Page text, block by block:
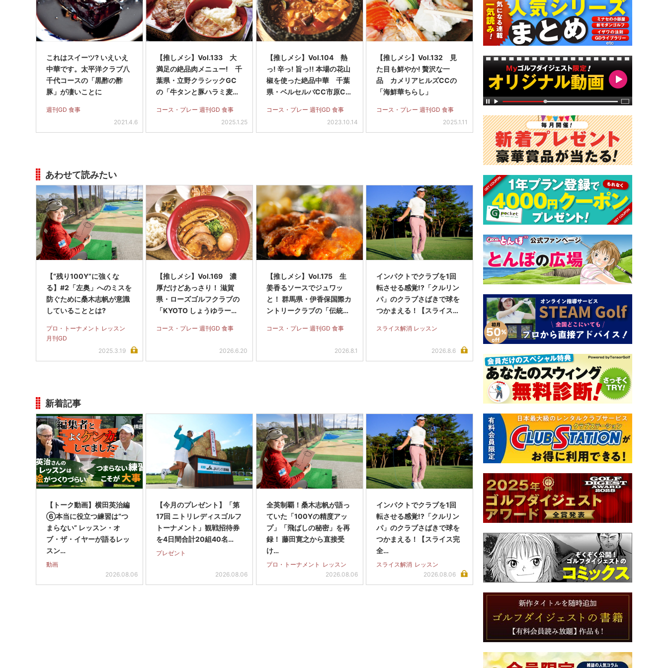
これはスイーツ? いえいえ
中華です。太平洋クラブ八
千代コースの「黒酢の酢
豚」が凄いことに
週刊GD 食事
2021.4.6
【推しメシ】Vol.133 大
満足の絶品肉メニュー! 千
葉県・立野クラシックGC
の「牛タンと豚ハラミ麦と
コース・プレー 週刊GD 食事
2025.1.25
【推しメシ】Vol.104 熱
っ! 辛っ! 旨っ!! 本場の花山
椒を使った絶品中華 千葉
県・ベルセルバCC市原Cの
コース・プレー 週刊GD 食事
2023.10.14
【推しメシ】Vol.132 見
た目も鮮やか! 贅沢な一
品 カメリアヒルズCCの
「海鮮華ちらし」
コース・プレー 週刊GD 食事
2025.1.11
あわせて読みたい
【“残り100Y”に強くな
る】#2「左奥」へのミスを
防ぐために桑木志帆が意識
していることとは?
プロ・トーナメント レッスン
月刊GD
2025.3.19
【推しメシ】Vol.169 濃
厚だけどあっさり！ 滋賀
県・ローズゴルフクラブの
「KYOTO しょうゆラーメ
コース・プレー 週刊GD 食事
2026.6.20
【推しメシ】Vol.175 生
姜香るソースでジュワッ
と！ 群馬県・伊香保国際カ
ントリークラブの「伝統の
コース・プレー 週刊GD 食事
2026.8.1
インパクトでクラブを1回
転させる感覚!?「クルリン
パ」のクラブさばきで球を
つかまえる！【スライス完
スライス解消 レッスン
2026.8.6
新着記事
【トーク動画】横田英治編
⑥本当に役立つ練習は“つ
まらない” レッスン・オ
ブ・ザ・イヤーが語るレッ
スン…
動画
2026.08.06
【今月のプレゼント】「第
17回 ニトリレディスゴルフ
トーナメント」観戦招待券
を4日間合計20組40名…
プレゼント
2026.08.06
全英制覇！桑木志帆が語っ
ていた「100Yの精度アッ
プ」「飛ばしの秘密」を再
録！ 藤田寛之から直接受
け…
プロ・トーナメント レッスン
2026.08.06
インパクトでクラブを1回
転させる感覚!?「クルリン
パ」のクラブさばきで球を
つかまえる！【スライス完
全…
スライス解消 レッスン
2026.08.06